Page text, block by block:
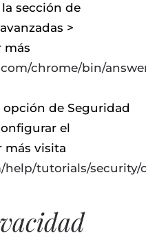
sección de
>
más
chrome/bin/
opción de Seguridad
el
más visita
help/tutorials/security/